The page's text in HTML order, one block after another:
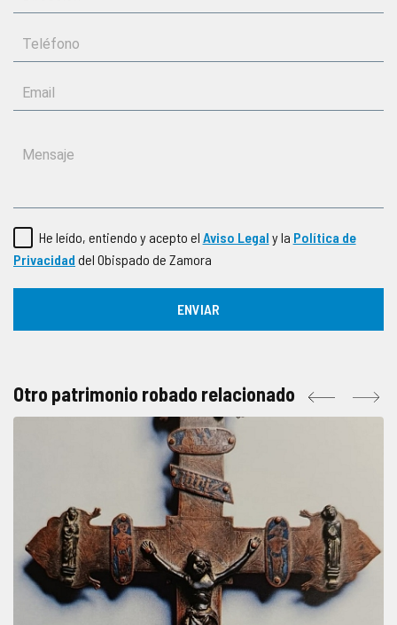
He leído, entiendo y acepto el Aviso Legal y la Política de
Privacidad del Obispado de Zamora
Otro patrimonio robado relacionado